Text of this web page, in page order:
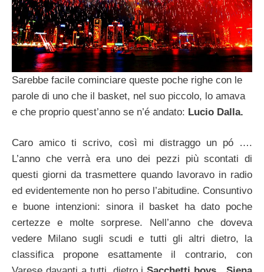
Sarebbe facile cominciare queste poche righe con le
parole di uno che il basket, nel suo piccolo, lo amava
e che proprio quest’anno se n’é andato: Lucio Dalla.
Caro amico ti scrivo, così mi distraggo un pó ….
L’anno che verrà era uno dei pezzi più scontati di
questi giorni da trasmettere quando lavoravo in radio
ed evidentemente non ho perso l’abitudine. Consuntivo
e buone intenzioni: sinora il basket ha dato poche
certezze e molte sorprese. Nell’anno che doveva
vedere Milano sugli scudi e tutti gli altri dietro, la
classifica propone esattamente il contrario, con